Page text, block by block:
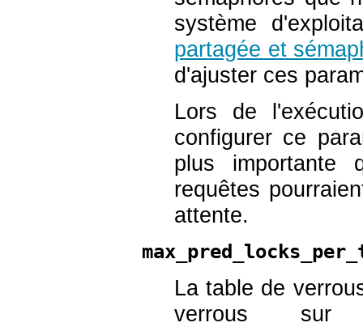
système
partagée et
d'ajuster ces
Lors de
configurer ce
plus importante
requêtes
attente.
La table de
verrous